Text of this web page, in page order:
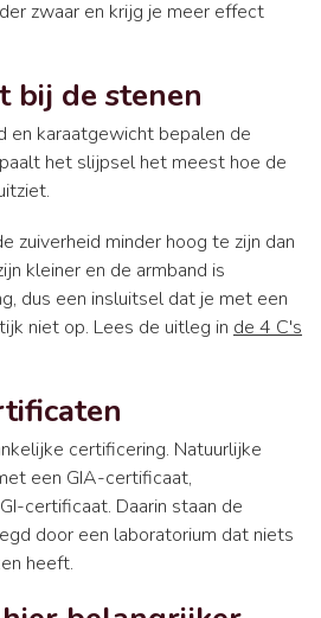
zwaar en krijg je meer effect
bij de stenen
en karaatgewicht bepalen de
het slijpsel het meest hoe de
zuiverheid minder hoog te zijn dan
kleiner en de armband is
dus een insluitsel dat je met een
niet op. Lees de uitleg in de 4 C's
certificering. Natuurlijke
een GIA-certificaat,
certificaat. Daarin staan de
door een laboratorium dat niets
heeft.